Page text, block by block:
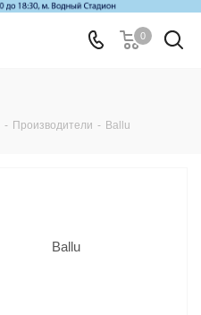
0
- Производители - Ballu